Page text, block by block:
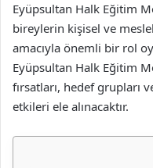
Eyüpsultan Halk Eğitim
bireylerin kişisel ve
amacıyla önemli bir rol
Eyüpsultan Halk Eğitim
fırsatları, hedef grupları
etkileri ele alınacaktır.